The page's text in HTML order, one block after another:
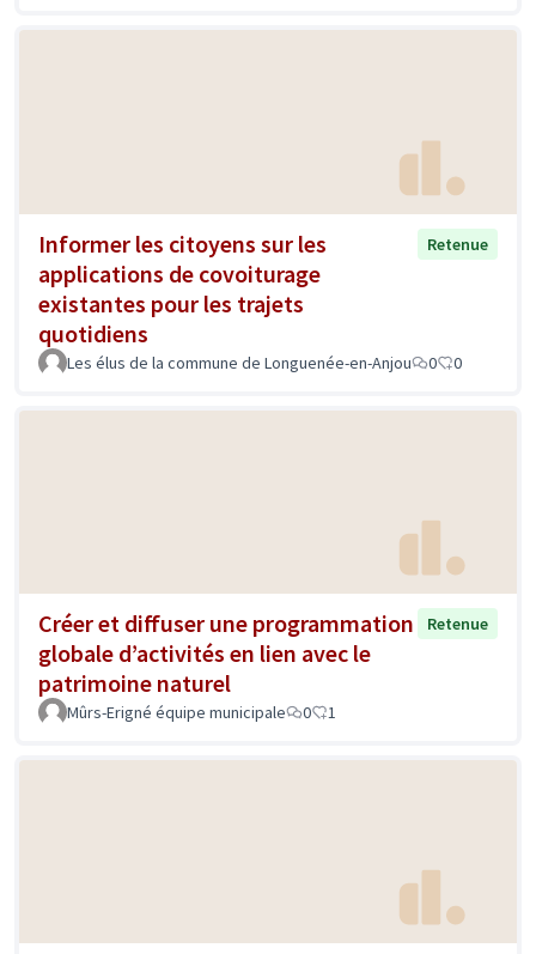
Informer les citoyens sur les
applications de covoiturage
existantes pour les trajets
quotidiens
Retenue
Les élus de la commune de Longuenée-en-Anjou 0 0
Créer et diffuser une programmation
globale d’activités en lien avec le
patrimoine naturel
Retenue
Mûrs-Erigné équipe municipale 0 1